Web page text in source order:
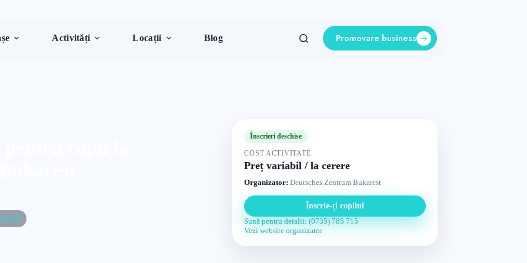
Activități Locații Blog Promovare business
Înscrieri deschise
COST ACTIVITATE
Preț variabil / la cerere
Organizator: Deutsches Zentrum Bukarest
Înscrie-ți copilul
Sună pentru detalii: (0735) 785 715
Vezi website organizator